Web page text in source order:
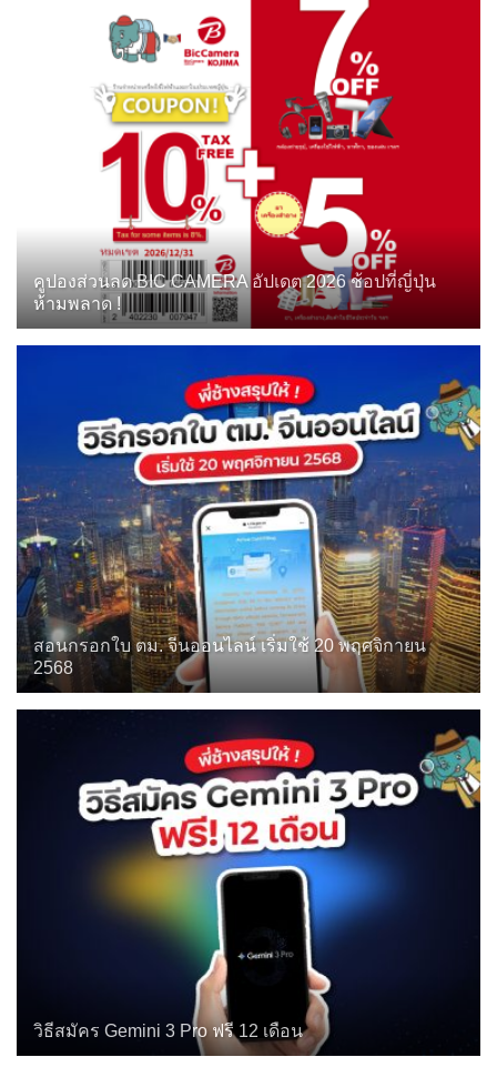
คูปองส่วนลด BIC CAMERA อัปเดต 2026 ช้อปที่ญี่ปุ่น
ห้ามพลาด !
สอนกรอกใบ ตม. จีนออนไลน์ เริ่มใช้ 20 พฤศจิกายน
2568
วิธีสมัคร Gemini 3 Pro ฟรี 12 เดือน